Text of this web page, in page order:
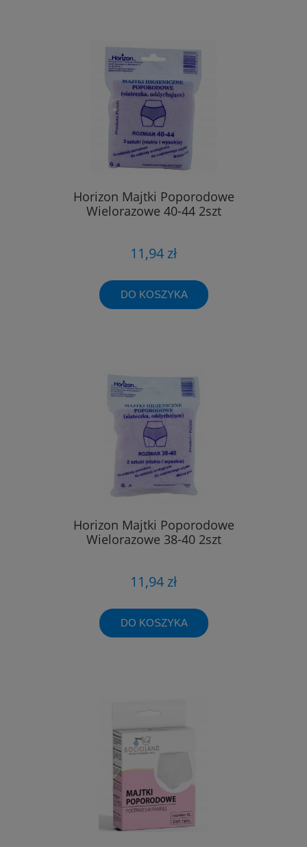
Horizon Majtki Poporodowe
Wielorazowe 40-44 2szt
11,94 zł
DO KOSZYKA
Horizon Majtki Poporodowe
Wielorazowe 38-40 2szt
11,94 zł
DO KOSZYKA